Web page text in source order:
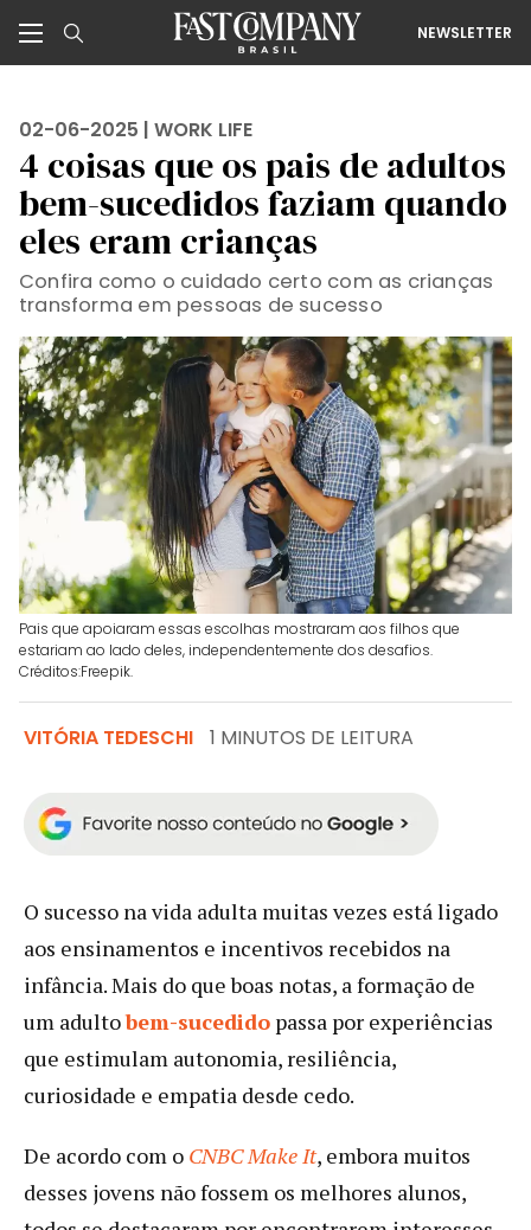
NEWSLETTER
02-06-2025 | WORK LIFE
4 coisas que os pais de adultos
bem-sucedidos faziam quando
eles eram crianças
Confira como o cuidado certo com as crianças
transforma em pessoas de sucesso
Pais que apoiaram essas escolhas mostraram aos filhos que
estariam ao lado deles, independentemente dos desafios.
Créditos:Freepik.
VITÓRIA TEDESCHI 1 MINUTOS DE LEITURA
O sucesso na vida adulta muitas vezes está ligado
aos ensinamentos e incentivos recebidos na
infância. Mais do que boas notas, a formação de
um adultobem-sucedido passa por experiências
que estimulam autonomia, resiliência,
curiosidade e empatia desde cedo.
De acordo com o CNBC Make It, embora muitos
desses jovens não fossem os melhores alunos,